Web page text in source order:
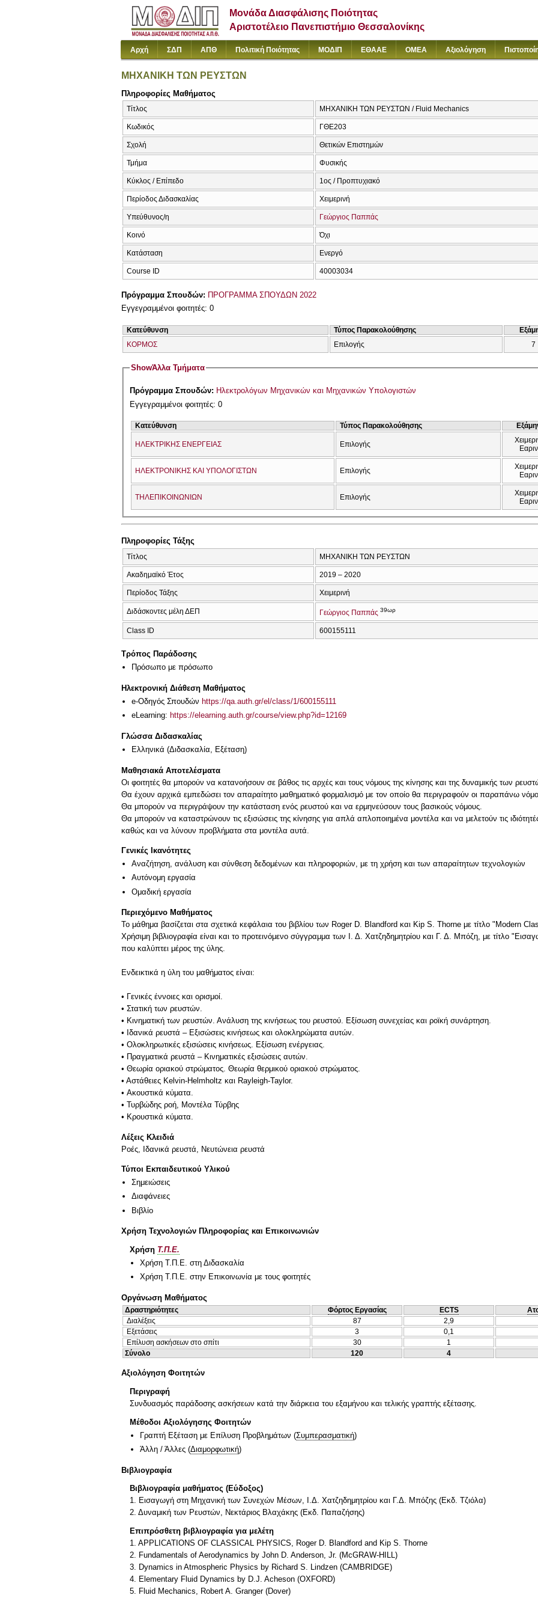
Μονάδα Διασφάλισης Ποιότητας
Αριστοτέλειο Πανεπιστήμιο Θεσσαλονίκης
Αρχή ΣΔΠ ΑΠΘ Πολιτική Ποιότητας ΜΟΔΙΠ ΕΘΑΑΕ ΟΜΕΑ Αξιολόγηση
ΜΗΧΑΝΙΚΗ ΤΩΝ ΡΕΥΣΤΩΝ
Πληροφορίες Μαθήματος
Τίτλος ΜΗΧΑΝΙΚΗ ΤΩΝ ΡΕΥΣΤΩΝ / Fluid Mechanics
Κωδικός ΓΘΕ203
Σχολή Θετικών Επιστημών
Τμήμα Φυσικής
Κύκλος / Επίπεδο 1ος / Προπτυχιακό
Περίοδος Διδασκαλίας Χειμερινή
Υπεύθυνος/η Γεώργιος Παππάς
Κοινό Όχι
Κατάσταση Ενεργό
Course ID 40003034
Πρόγραμμα Σπουδών: ΠΡΟΓΡΑΜΜΑ ΣΠΟΥΔΩΝ 2022
Εγγεγραμμένοι φοιτητές: 0
Κατεύθυνση Τύπος Παρακολούθησης
ΚΟΡΜΟΣ
Επιλογής 7
ShowΆλλα Τμήματα
Πρόγραμμα Σπουδών: Ηλεκτρολόγων Μηχανικών και Μηχανικών Υπολογιστών
Εγγεγραμμένοι φοιτητές: 0
Κατεύθυνση Τύπος Παρακολούθησης
ΗΛΕΚΤΡΙΚΗΣ ΕΝΕΡΓΕΙΑΣ Επιλογής
ΗΛΕΚΤΡΟΝΙΚΗΣ ΚΑΙ ΥΠΟΛΟΓΙΣΤΩΝ Επιλογής
ΤΗΛΕΠΙΚΟΙΝΩΝΙΩΝ Επιλογής
Πληροφορίες Τάξης
Τίτλος ΜΗΧΑΝΙΚΗ ΤΩΝ ΡΕΥΣΤΩΝ
Ακαδημαϊκό Έτος 2019 – 2020
Περίοδος Τάξης Χειμερινή
Διδάσκοντες μέλη ΔΕΠ Γεώργιος Παππάς 39ωρ
Class ID 600155111
Τρόπος Παράδοσης
Πρόσωπο με πρόσωπο
Ηλεκτρονική Διάθεση Μαθήματος
e-Οδηγός Σπουδών https://qa.auth.gr/el/class/1/600155111
eLearning: https://elearning.auth.gr/course/view.php?id=12169
Γλώσσα Διδασκαλίας
Ελληνικά (Διδασκαλία, Εξέταση)
Μαθησιακά Αποτελέσματα
Οι φοιτητές θα μπορούν να κατανοήσουν σε βάθος τις αρχές και τους νόμους της κίνησης και της δυναμικής των
Θα έχουν αρχικά εμπεδώσει τον απαραίτητο μαθηματικό φορμαλισμό με τον οποίο θα περιγραφούν οι παραπάνω
Θα μπορούν να περιγράψουν την κατάσταση ενός ρευστού και να ερμηνεύσουν τους βασικούς νόμους.
Θα μπορούν να καταστρώνουν τις εξισώσεις της κίνησης για απλά απλοποιημένα μοντέλα και να μελετούν τις
καθώς και να λύνουν προβλήματα στα μοντέλα αυτά.
Γενικές Ικανότητες
Αναζήτηση, ανάλυση και σύνθεση δεδομένων και πληροφοριών, με τη χρήση και των απαραίτητων τεχνολογιών
Αυτόνομη εργασία
Ομαδική εργασία
Περιεχόμενο Μαθήματος
Το μάθημα βασίζεται στα σχετικά κεφάλαια του βιβλίου των Roger D. Blandford και Kip S. Thorne με τίτλο "Modern
Χρήσιμη βιβλιογραφία είναι και το προτεινόμενο σύγγραμμα των Ι. Δ. Χατζηδημητρίου και Γ. Δ. Μπόζη, με τίτλο
που καλύπτει μέρος της ύλης.
Ενδεικτικά η ύλη του μαθήματος είναι:
• Γενικές έννοιες και ορισμοί.
• Στατική των ρευστών.
• Κινηματική των ρευστών. Ανάλυση της κινήσεως του ρευστού. Εξίσωση συνεχείας και ροϊκή συνάρτηση.
• Ιδανικά ρευστά – Εξισώσεις κινήσεως και ολοκληρώματα αυτών.
• Ολοκληρωτικές εξισώσεις κινήσεως. Εξίσωση ενέργειας.
• Πραγματικά ρευστά – Κινηματικές εξισώσεις αυτών.
• Θεωρία οριακού στρώματος. Θεωρία θερμικού οριακού στρώματος.
• Αστάθειες Kelvin-Helmholtz και Rayleigh-Taylor.
• Ακουστικά κύματα.
• Τυρβώδης ροή, Μοντέλα Τύρβης
• Κρουστικά κύματα.
Λέξεις Κλειδιά
Ροές, Ιδανικά ρευστά, Νευτώνεια ρευστά
Τύποι Εκπαιδευτικού Υλικού
Σημειώσεις
Διαφάνειες
Βιβλίο
Χρήση Τεχνολογιών Πληροφορίας και Επικοινωνιών
Χρήση Τ.Π.Ε.
Χρήση Τ.Π.Ε. στη Διδασκαλία
Χρήση Τ.Π.Ε. στην Επικοινωνία με τους φοιτητές
Οργάνωση Μαθήματος
Δραστηριότητες Φόρτος Εργασίας ECTS
Διαλέξεις
87
2,9
Εξετάσεις
3
0,1
Επίλυση ασκήσεων στο σπίτι
30
1
Σύνολο
120 4
Αξιολόγηση Φοιτητών
Περιγραφή
Συνδυασμός παράδοσης ασκήσεων κατά την διάρκεια του εξαμήνου και τελικής γραπτής εξέτασης.
Μέθοδοι Αξιολόγησης Φοιτητών
Γραπτή Εξέταση με Επίλυση Προβλημάτων (Συμπερασματική)
Άλλη / Άλλες (Διαμορφωτική)
Βιβλιογραφία
Βιβλιογραφία μαθήματος (Εύδοξος)
1. Εισαγωγή στη Μηχανική των Συνεχών Μέσων, Ι.Δ. Χατζηδημητρίου και Γ.Δ. Μπόζης (Εκδ. Τζιόλα)
2. Δυναμική των Ρευστών, Νεκτάριος Βλαχάκης (Εκδ. Παπαζήσης)
Επιπρόσθετη βιβλιογραφία για μελέτη
1. APPLICATIONS OF CLASSICAL PHYSICS, Roger D. Blandford and Kip S. Thorne
2. Fundamentals of Aerodynamics by John D. Anderson, Jr. (McGRAW-HILL)
3. Dynamics in Atmospheric Physics by Richard S. Lindzen (CAMBRIDGE)
4. Elementary Fluid Dynamics by D.J. Acheson (OXFORD)
5. Fluid Mechanics, Robert A. Granger (Dover)